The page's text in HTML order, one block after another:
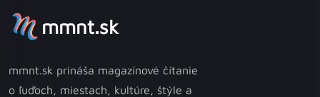
mmnt.sk
mmnt.sk prináša magazínové čítanie
o ľuďoch, miestach, kultúre, štýle a